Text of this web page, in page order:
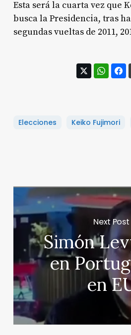
Esta será la cuarta vez que
busca la Presidencia, tras
segundas vueltas de 2011,
Elecciones Keiko Fujimori
Next Post
Simón
en
en